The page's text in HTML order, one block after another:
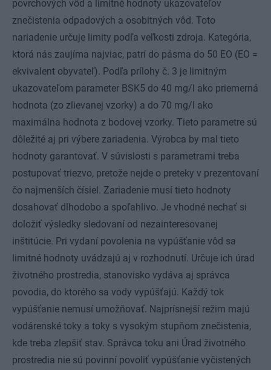
povrchových vôd a limitné hodnoty ukazovateľov
znečistenia odpadových a osobitných vôd. Toto
nariadenie určuje limity podľa veľkosti zdroja. Kategória,
ktorá nás zaujíma najviac, patrí do pásma do 50 EO (EO =
ekvivalent obyvateľ). Podľa prílohy č. 3 je limitným
ukazovateľom parameter BSK5 do 40 mg/l ako priemerná
hodnota (zo zlievanej vzorky) a do 70 mg/l ako
maximálna hodnota z bodovej vzorky. Tieto parametre sú
dôležité aj pri výbere zariadenia. Výrobca by mal tieto
hodnoty garantovať. V súvislosti s parametrami treba
postupovať triezvo, pretože nejde o preteky v prezentovaní
čo najmenších čísiel. Zariadenie musí tieto hodnoty
dosahovať dlhodobo a spoľahlivo. Je vhodné nechať si
doložiť výsledky sledovaní od nezainteresovanej
inštitúcie. Pri vydaní povolenia na vypúšťanie vôd sa
limitné hodnoty uvádzajú aj v rozhodnutí. Určuje ich úrad
životného prostredia, stanovisko vydáva aj správca
povodia, do ktorého sa vody vypúšťajú. Každý tok
vypúšťanie nemusí umožňovať. Najprísnejší režim majú
vodárenské toky a toky s vysokým stupňom znečistenia,
kde treba zlepšiť stav. Správca toku ani Úrad životného
prostredia nie sú povinní povoliť vypúšťanie vyčistených